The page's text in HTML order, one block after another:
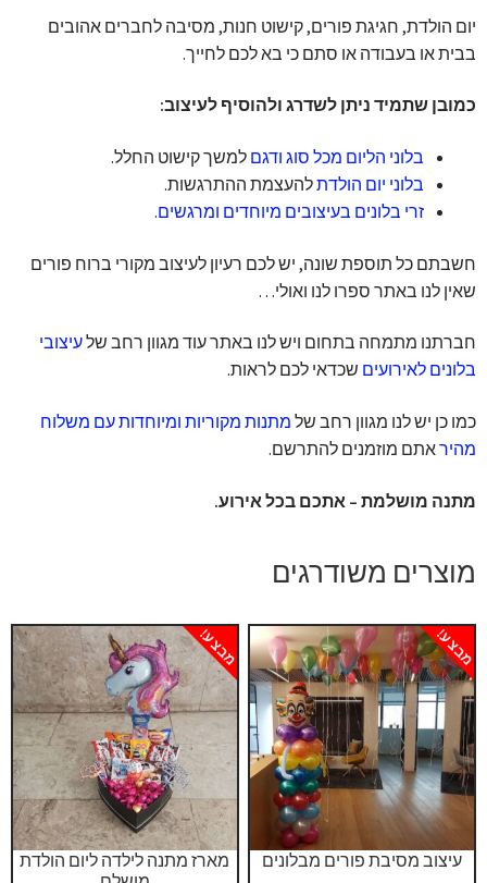
יום הולדת, חגיגת פורים, קישוט חנות, מסיבה לחברים אהובים
בבית או בעבודה או סתם כי בא לכם לחייך.
כמובן שתמיד ניתן לשדרג ולהוסיף לעיצוב:
בלוני הליום מכל סוג ודגם למשך קישוט החלל.
בלוני יום הולדתלהעצמת ההתרגשות.
זרי בלונים בעיצובים מיוחדים ומרגשים.
חשבתם כל תוספת שונה, יש לכם רעיון לעיצוב מקורי ברוח פורים
שאין לנו באתר ספרו לנו ואולי…
חברתנו מתמחה בתחום ויש לנו באתר עוד מגוון רחב שלעיצובי
בלונים לאירועים שכדאי לכם לראות.
כמו כן יש לנו מגוון רחב של מתנות מקוריות ומיוחדות עם משלוח
מהיראתם מוזמנים להתרשם.
מתנה מושלמת – אתכם בכל אירוע.
מוצרים משודרגים
מארז מתנה לילדה ליום הולדת
מבצע!
עיצוב מסיבת פורים מבלונים
מבצע!